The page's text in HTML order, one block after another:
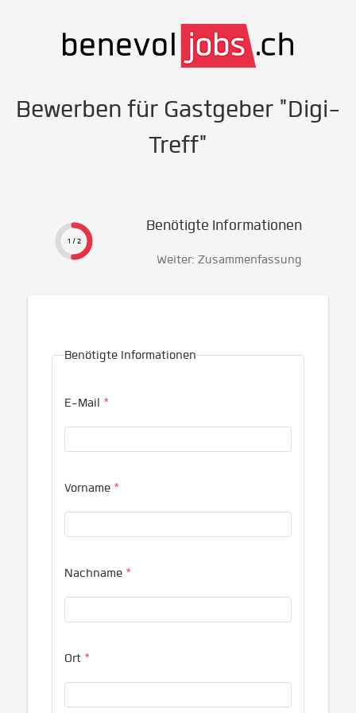
Bewerben für Gastgeber "Digi-
Treff"
1 / 2
Benötigte Informationen
Weiter: Zusammenfassung
Benötigte Informationen
E-Mail *
Vorname *
Nachname *
Ort *